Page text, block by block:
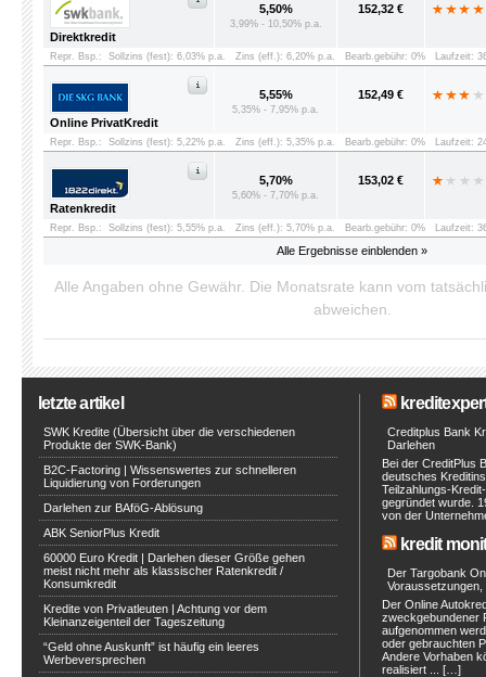
Alle Ergebnisse einblenden »
Direktkredit
5,50%
3,99% - 10,50% p.a.
152,32 €
Repr. Bsp.: Sollzins (fest): 6,03% p.a. Zins (eff.): 6,20% p.a. Bearb.gebühr: 0% Laufzeit:
Online PrivatKredit
5,55%
5,35% - 7,95% p.a.
152,49 €
Repr. Bsp.: Sollzins (fest): 5,22% p.a. Zins (eff.): 5,35% p.a. Bearb.gebühr: 0% Laufzeit:
Ratenkredit
5,70%
5,60% - 7,70% p.a.
153,02 €
Repr. Bsp.: Sollzins (fest): 5,55% p.a. Zins (eff.): 5,70% p.a. Bearb.gebühr: 0% Laufzeit:
Alle Angaben ohne Gewähr. Die Monatsrate kann vom
abweichen.
letzte artikel
SWK Kredite (Übersicht über die verschiedenen
Produkte der SWK-Bank)
B2C-Factoring | Wissenswertes zur schnelleren
Liquidierung von Forderungen
Darlehen zur BAföG-Ablösung
ABK SeniorPlus Kredit
60000 Euro Kredit | Darlehen dieser Größe gehen
meist nicht mehr als klassischer Ratenkredit /
Konsumkredit
Kredite von Privatleuten | Achtung vor dem
Kleinanzeigenteil der Tageszeitung
“Geld ohne Auskunft” ist häufig ein leeres
Werbeversprechen
Creditplus Bank
Darlehen
Bei der CreditPlus
deutsches
Teilzahlungs-
gegründet wurde.
von der
kredit
Der Targobank
Voraussetzungen,
Der Online
zweckgebundener
aufgenommen
oder gebrauchten
Andere Vorhaben
realisiert ... […]